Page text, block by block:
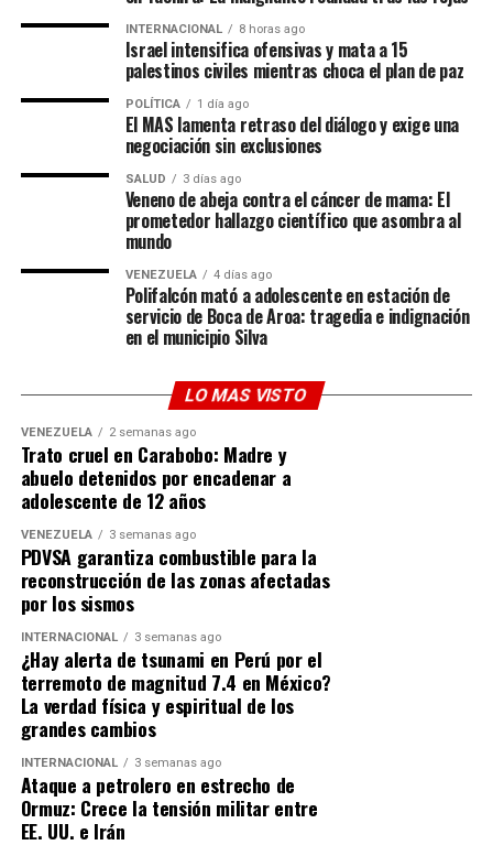
tras la creación de un polémico «Premio de la Paz»
otorgado a Trump en 2025. El planeta fútbol hoy se
pregunta si las canchas se rigen por el balón o por la
diplomacia del poder.
Una conexión que nace en el corazón de
Para entender esta pasión futbolera hay que mirar hacia
las raíces de su esposa,Luciana Barroso
, nacida en
Salta, Argentina. Ella ha sido la encargada de introducir
Good Will Huntingen la vibrante cultura del
fútbol sudamericano. Damon ya ha compartido en otras
ocasiones sus experiencias viviendo la intensidad de la
bombonera con Boca Juniors, pero este Mundial ha
llevado la fiebre familiar a otro nivel.
Aunque Damon bromeó diciendo que «apoyaba a
a Leguizamo, reafirmó que su corazón (y el de su hogar)
le pertenece a la Scaloneta:
Un ícono que trasciende el deporte
A sus 39 años, el impacto del
mide solo en balones de oro o estadísticas; se mide en el
impacto cultural global. Que una de las figuras más
rentables y respetadas del cine de EE. UU. acepte con
orgullo que es el «segundo» en su hogar demuestra que
la Messimanía es un fenómeno sociológico. Matt Damon
puede ser el héroe de la gran pantalla, pero en su propia
casa, el trono le pertenece indiscutiblemente a Lionel
Messi.
INTERNACIONAL 8 horas ago
Israel intensifica ofensivas y mata a 15
palestinos civiles mientras choca el plan de paz
POLÍTICA 1 día ago
El MAS lamenta retraso del diálogo y exige una
negociación sin exclusiones
SALUD 3 días ago
Veneno de abeja contra el cáncer de mama: El
prometedor hallazgo científico que asombra al
mundo
VENEZUELA 4 días ago
Polifalcón mató a adolescente en estación de
servicio de Boca de Aroa: tragedia e indignación
en el municipio Silva
LO MAS VISTO
VENEZUELA 2 semanas ago
Trato cruel en Carabobo: Madre y
abuelo detenidos por encadenar a
adolescente de 12 años
VENEZUELA 3 semanas ago
PDVSA garantiza combustible para la
reconstrucción de las zonas afectadas
por los sismos
INTERNACIONAL 3 semanas ago
¿Hay alerta de tsunami en Perú por el
terremoto de magnitud 7.4 en México?
La verdad física y espiritual de los
grandes cambios
INTERNACIONAL 3 semanas ago
Ataque a petrolero en estrecho de
Ormuz: Crece la tensión militar entre
EE. UU. e Irán